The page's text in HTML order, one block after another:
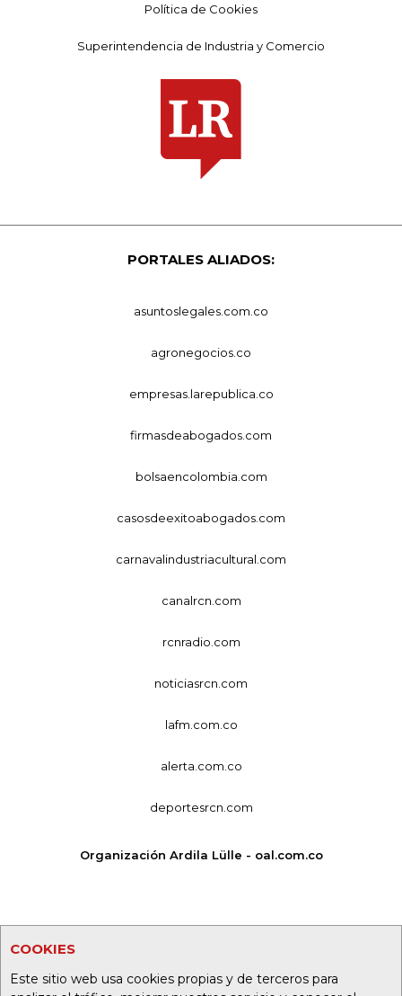
COOKIES
Este sitio web usa cookies propias y de terceros para
Política de Cookies
Superintendencia de Industria y Comercio
PORTALES ALIADOS:
asuntoslegales.com.co
agronegocios.co
empresas.larepublica.co
firmasdeabogados.com
bolsaencolombia.com
casosdeexitoabogados.com
carnavalindustriacultural.com
canalrcn.com
rcnradio.com
noticiasrcn.com
lafm.com.co
alerta.com.co
deportesrcn.com
Organización Ardila Lülle - oal.com.co